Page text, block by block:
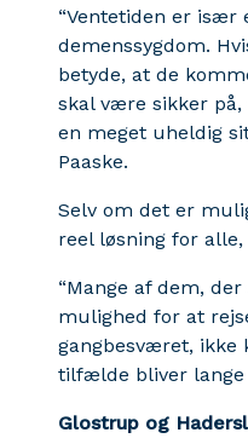
“Ventetiden er især
demenssygdom.
betyde, at de
skal være sikker
en meget uheldig
Paaske.
Selv om det er
reel løsning for alle,
“Mange af dem,
mulighed for at
gangbesværet, ikke
tilfælde bliver lange
Glostrup og